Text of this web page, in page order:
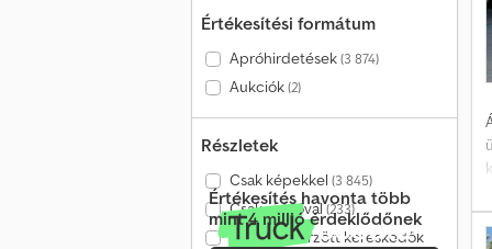
Értékesítési formátum
Apróhirdetések(3 874)
Aukciók(2)
Részletek
Csak képekkel (3 845)
Csak videóval(233)
Csak ellenőrzött kereskedők
Értékesítés havonta több
mint 4 millió érdeklődőnek